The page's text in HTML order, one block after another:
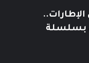
بسلسلة